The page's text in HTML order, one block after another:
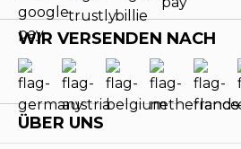
WIR VERSENDEN NACH
ÜBER UNS